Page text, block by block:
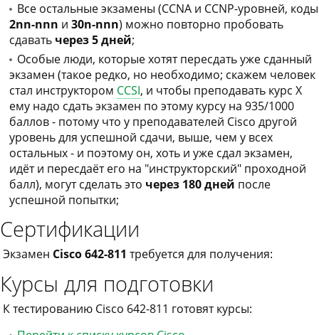
Все остальные экзамены (CCNA и CCNP-уровней, коды
2nn-nnn и 30n-nnn) можно повторно пробовать
сдавать через 5 дней;
Особые люди, которые хотят пересдать уже сданный
экзамен (такое редко, но необходимо; скажем человек
стал инструктором CCSI, и чтобы преподавать курс X
ему надо сдать экзамен по этому курсу на 935/1000
баллов - потому что у преподавателей Cisco другой
уровень для успешной сдачи, выше, чем у всех
остальных - и поэтому он, хоть и уже сдал экзамен,
идёт и пересдаёт его на "инструкторский" проходной
балл), могут сделать это через 180 дней после
успешной попытки;
Сертификации
Экзамен Cisco 642-811 требуется для получения:
Курсы для подготовки
К тестированию Cisco 642-811 готовят курсы: